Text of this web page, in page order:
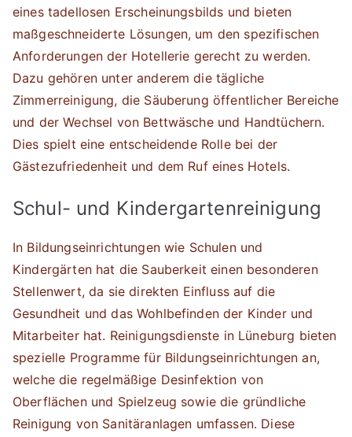
eines tadellosen Erscheinungsbilds und bieten
maßgeschneiderte Lösungen, um den spezifischen
Anforderungen der Hotellerie gerecht zu werden.
Dazu gehören unter anderem die tägliche
Zimmerreinigung, die Säuberung öffentlicher Bereiche
und der Wechsel von Bettwäsche und Handtüchern.
Dies spielt eine entscheidende Rolle bei der
Gästezufriedenheit und dem Ruf eines Hotels.
Schul- und Kindergartenreinigung
In Bildungseinrichtungen wie Schulen und
Kindergärten hat die Sauberkeit einen besonderen
Stellenwert, da sie direkten Einfluss auf die
Gesundheit und das Wohlbefinden der Kinder und
Mitarbeiter hat. Reinigungsdienste in Lüneburg bieten
spezielle Programme für Bildungseinrichtungen an,
welche die regelmäßige Desinfektion von
Oberflächen und Spielzeug sowie die gründliche
Reinigung von Sanitäranlagen umfassen. Diese